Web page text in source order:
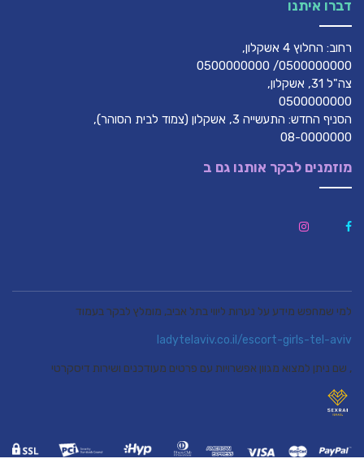
דברו איתנו
רחוב: החלוץ 4 אשקלון,
0500000000/ 0500000000
צה"ל 31, אשקלון,
0500000000
הסניף החדש: התעשייה 3, אשקלון (צמוד לבית הסוהר),
08-0000000
מוזמנים לבקר אותנו גם ב
למי שמחפש מידע על נערות ליווי בתל אביב, מומלץ לבקר בעמוד
ladytelaviv.co.il/escort-girls-tel-aviv
, שם ניתן למצוא מגוון אפשרויות עם פרטים מעודכנים ושירות דיסקרטי